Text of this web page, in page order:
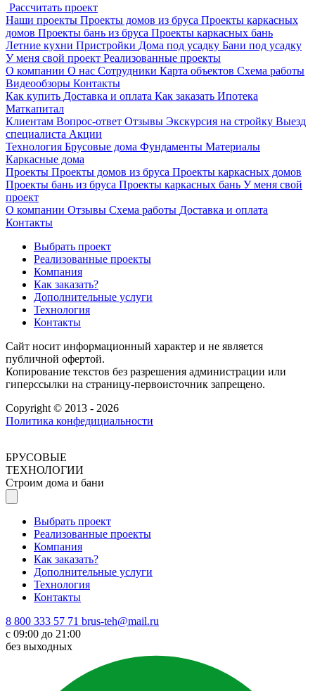
Рассчитать проект
Наши проекты Проекты домов из бруса Проекты каркасных
домов Проекты бань из бруса Проекты каркасных бань
Летние кухни Пристройки Дома под усадку Бани под усадку
У меня свой проект Реализованные проекты
О компании О нас Сотрудники Карта объектов Схема работы
Видеообзоры Контакты
Как купить Доставка и оплата Как заказать Ипотека
Маткапитал
Клиентам Вопрос-ответ Отзывы Экскурсия на стройку Выезд
специалиста Акции
Технология Брусовые дома Фундаменты Материалы
Каркасные дома
Проекты Проекты домов из бруса Проекты каркасных домов
Проекты бань из бруса Проекты каркасных бань У меня свой
проект
О компании Отзывы Схема работы Доставка и оплата
Контакты
Выбрать проект
Реализованные проекты
Компания
Как заказать?
Дополнительные услуги
Технология
Контакты
Сайт носит информационный характер и не является
публичной офертой.
Копирование текстов без разрешения администрации или
гиперссылки на страницу-первоисточник запрещено.
Copyright © 2013 - 2026
Политика конфедициальности
БРУСОВЫЕ
ТЕХНОЛОГИИ
Строим дома и бани
Выбрать проект
Реализованные проекты
Компания
Как заказать?
Дополнительные услуги
Технология
Контакты
8 800 333 57 71 brus-teh@mail.ru
с 09:00 до 21:00
без выходных